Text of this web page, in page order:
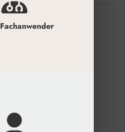
Fachanwender